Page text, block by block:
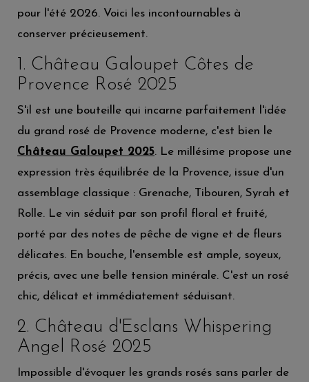
pour l'été 2026. Voici les incontournables à
conserver précieusement.
1. Château Galoupet Côtes de
Provence Rosé 2025
S'il est une bouteille qui incarne parfaitement l'idée
du grand rosé de Provence moderne, c'est bien le
Château Galoupet 2025. Le millésime propose une
expression très équilibrée de la Provence, issue d'un
assemblage classique : Grenache, Tibouren, Syrah et
Rolle. Le vin séduit par son profil floral et fruité,
porté par des notes de pêche de vigne et de fleurs
délicates. En bouche, l'ensemble est ample, soyeux,
précis, avec une belle tension minérale. C'est un rosé
chic, délicat et immédiatement séduisant.
2. Château d'Esclans Whispering
Angel Rosé 2025
Impossible d'évoquer les grands rosés sans parler de